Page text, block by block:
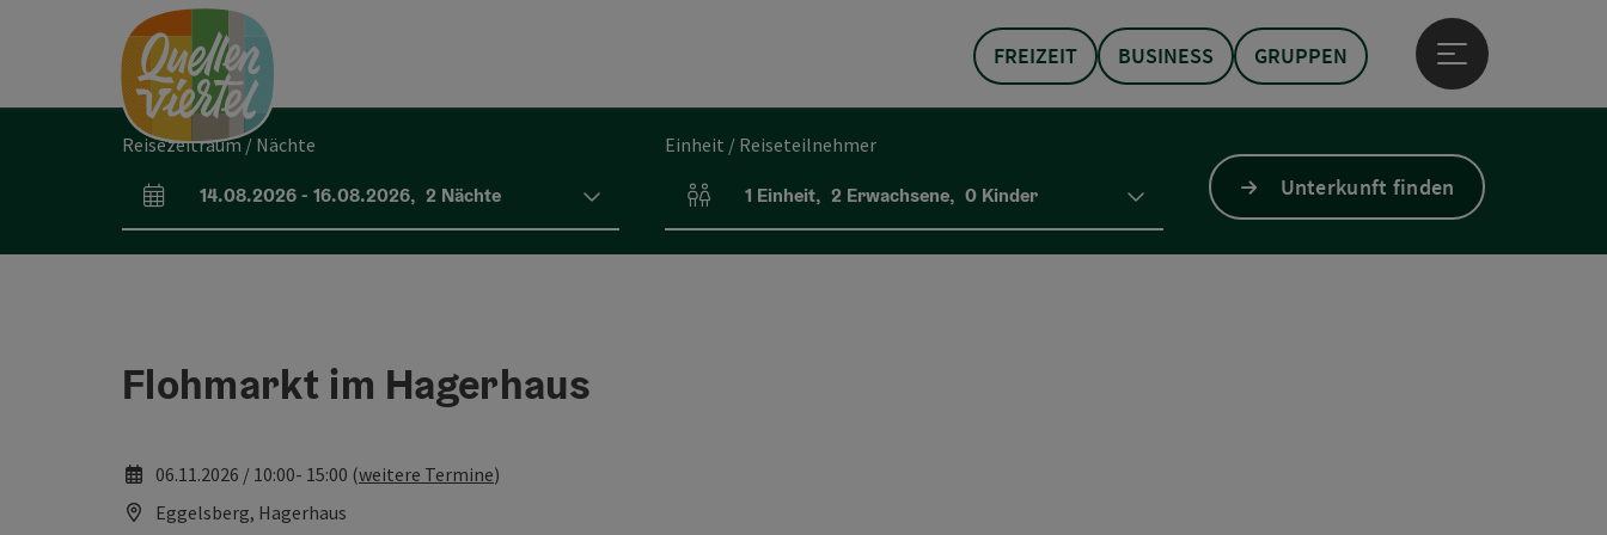
Zum InhaltAccesskey
[0]
Zur NavigationAccesskey
Zum Seitenanfang Accesskey
FREIZEIT BUSINESS GRUPPEN
Hauptmenü öffnen
Reisezeitraum / Nächte
An- und Abreisefelder
14.08.2026- 16.08.2026, 2 Nächte
Einheit / Reiseteilnehmer
Einheitenanzahl und Personenfelder
1 Einheit, 2 Erwachsene, 0 Kinder Unterkunft finden
Flohmarkt im Hagerhaus
06.11.2026 / 10:00- 15:00 (weitere Termine)
Eggelsberg, Hagerhaus